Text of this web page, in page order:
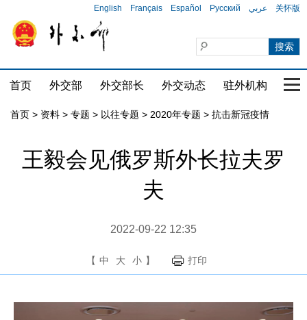
English Français Español Русский عربي 关怀版
首页 外交部 外交部长 外交动态 驻外机构 国
首页 > 资料 > 专题 > 以往专题 > 2020年专题 > 抗击新冠疫情
王毅会见俄罗斯外长拉夫罗
夫
2022-09-22 12:35
【 中 大 小 】 打印